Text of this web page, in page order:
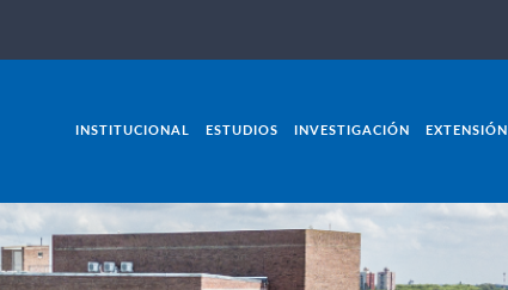
INSTITUCIONAL ESTUDIOS INVESTIGACIÓN EXTENSIÓN